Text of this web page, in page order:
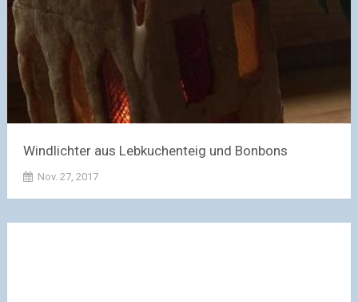
Windlichter aus Lebkuchenteig und Bonbons
Nov. 27, 2017